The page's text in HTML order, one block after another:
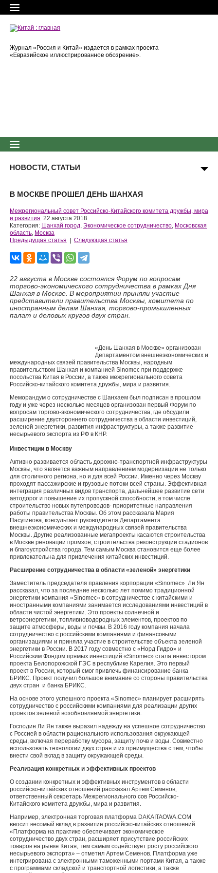
Журнал «Россия и Китай» издается в рамках проекта
«Евразийское иллюстрированное обозрение».
НОВОСТИ, СТАТЬИ
В МОСКВЕ ПРОШЕЛ ДЕНЬ ШАНХАЯ
Межрегиональный совет Российско-Китайского комитета дружбы, мира
и развития 22 августа 2018
Категория: Шанхай город, Экономическое сотрудничество, Московская
область, Москва
Предыдущая статья
Следующая статья
22 августа в Москве состоялся Форум по вопросам
торгово-экономического сотрудничества в рамках Дня
Шанхая в Москве. В мероприятии приняли участие
представители правительства Москвы, комитета по
иностранным делам Шанхая, торгово-промышленных
палат и деловых кругов двух стран.
«День Шанхая в Москве» организован
Департаментом внешнеэкономических и
международных связей правительства Москвы, народным
правительством Шанхая и компанией Sinomec при поддержке
посольства Китая в России, а также межрегионального совета
Российско-китайского комитета дружбы, мира и развития.
Меморандум о сотрудничестве с Шанхаем был подписан в прошлом
году и уже через несколько месяцев организован первый Форум по
вопросам торгово-экономического сотрудничества, где обсудили
расширение двустороннего сотрудничества в области инвестиций,
зеленой энергетики, развития инфраструктуры, а также развитие
несырьевого экспорта из РФ в КНР.
Инвестиции в Москву
Активно развивается область дорожно-транспортной инфраструктуры
Москвы, что является важным направлением модернизации не только
для столичного региона, но и для всей России. Именно через Москву
проходят пассажирские и грузовые потоки всей страны. Эффективная
интеграция различных видов транспорта, дальнейшее развитие сети
автодорог и повышение их пропускной способности, в том числе
строительство новых путепроводов- приоритетные направления
работы правительства Москвы. Об этом рассказала Мария
Пасугинова, консультант руководителя Департамента
внешнеэкономических и международных связей правительства
Москвы. Другие реализованные мегапроекты касаются строительства
в Москве реновации промзон, строительства реконструкции стадионов
и благоустройства города. Тем самым Москва становится еще более
привлекательна для привлечения китайских инвестиций.
Расширение сотрудничества в области «зеленой» энергетики
Заместитель председателя правления корпорации «Sinomec» Ли Ян
рассказал, что за последние несколько лет помимо традиционной
энергетики компания «Sinomec» в сотрудничестве с китайскими и
иностранными компаниями занимается исследованиями инвестиций в
области чистой энергетики. Это проекты солнечной и
ветроэнергетики, топливноводородных элементов, проектов по
защите атмосферы, воды и почвы. В 2016 году компания начала
сотрудничество с российскими компаниями и финансовыми
организациями и приняла участие в строительстве объекта зеленой
энергетики в России. В 2017 году совместно с «Норд Гидро» и
Российским Фондом прямых инвестиций «Sinomec» стала инвестором
проекта Белопорожской ГЭС в республике Карелия. Это первый
проект в России, который смог привлечь финансирование банка
БРИКС. Проект получил большое внимание со стороны правительства
двух стран и банка БРИКС.
На основе этого успешного проекта «Sinomec» планирует расширять
сотрудничество с российскими компаниями для реализации других
проектов зеленой возобновляемой энергетики.
Господин Ли Ян также выразил надежду на успешное сотрудничество
с Россией в области рационального использования окружающей
среды, включая переработку мусора, защиту почв и воды. Совместно
использовать технологии двух стран и их преимущества с тем, чтобы
внести свой вклад в защиту окружающей среды.
Реализация конкретных и эффективных проектов
О создании конкретных и эффективных инструментов в области
российско-китайских отношений рассказал Артем Семенов,
ответственный секретарь Межрегионального сов Российско-
Китайского комитета дружбы, мира и развития.
Например, электронная торговая платформа DAKAITAOWA.COM
вносит весомый вклад в развитие российско-китайских отношений.
«Платформа на практике обеспечивает экономическое
сотрудничество двух стран, расширяет присутствие российских
товаров на рынке Китая, тем самым содействует росту российского
несырьевого экспорта» – отметил Артем Семенов. Платформа уже
интегрирована с электронными таможенными портами Китая, а также
с программами складской и транспортной логистики, а также